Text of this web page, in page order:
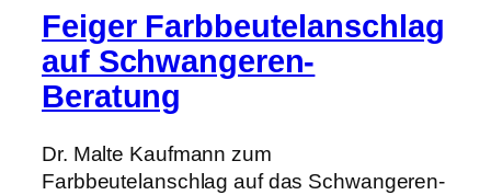
Feiger Farbbeutelanschlag
auf Schwangeren-
Beratung
Dr. Malte Kaufmann zum
Farbbeutelanschlag auf das Schwangeren-